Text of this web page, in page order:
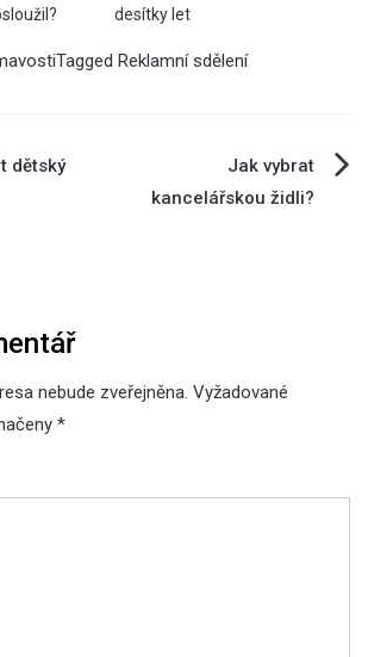
desítky let
Tagged Reklamní sdělení
dětský
Jak vybrat
kancelářskou židli?
nebude zveřejněna. Vyžadované
*